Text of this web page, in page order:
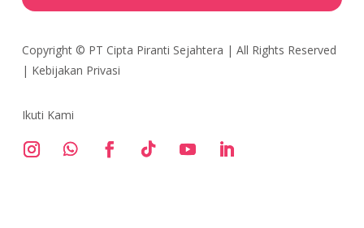
Copyright © PT Cipta Piranti Sejahtera | All Rights Reserved
| Kebijakan Privasi
Ikuti Kami